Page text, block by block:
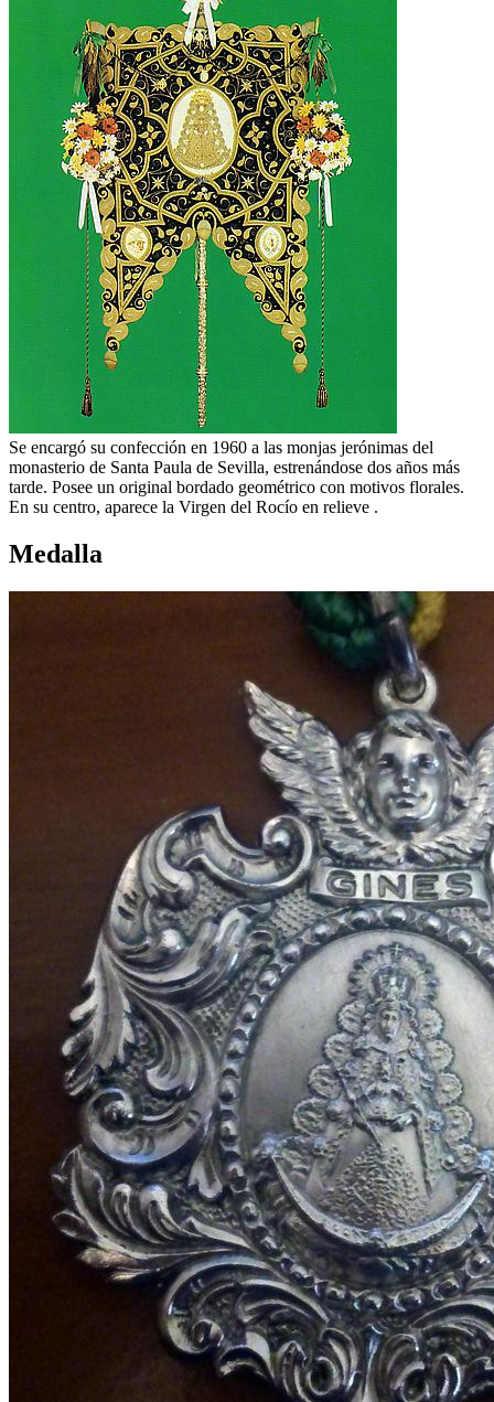
Se encargó su confección en 1960 a las monjas jerónimas del
monasterio de Santa Paula de Sevilla, estrenándose dos años más
tarde. Posee un original bordado geométrico con motivos florales.
En su centro, aparece la Virgen del Rocío en relieve .
Medalla